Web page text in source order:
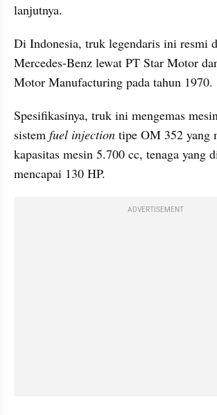
lanjutnya.
Di Indonesia, truk legendaris ini resmi
Mercedes-Benz lewat PT Star Motor
Motor Manufacturing pada tahun 1970.
Spesifikasinya, truk ini mengemas
sistem fuel injection tipe OM 352 yang
kapasitas mesin 5.700 cc, tenaga yang
mencapai 130 HP.
ADVERTISEMENT